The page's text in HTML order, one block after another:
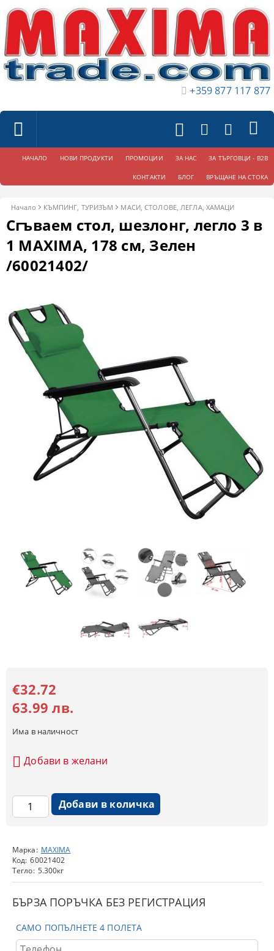
+359 877 117 877
НАЧАЛО НОВИ ПРОДУКТИ ПРОМОЦИИ ЗА НАС ЗА ТЪРГОВЦИ - B2B
КОНТАКТИ БЛОГ ВРЪЩАНЕ НА СТОКА
Начало КЪМПИНГ, ТУРИЗЪМ МАСИ, СТОЛОВЕ, ЛЕГЛА, ХАМАЦИ
Сгъваем стол, шезлонг, легло 3 в
1 MAXIMA, 178 см, Зелен
/60021402/
Марка: MAXIMA
Код: 60021402
Тегло: 5.300кг
БЪРЗА ПОРЪЧКА БЕЗ РЕГИСТРАЦИЯ
САМО ПОПЪЛНЕТЕ 4 ПОЛЕТА
€32.72
63.99 лв.
Има в наличност
Добави в желани